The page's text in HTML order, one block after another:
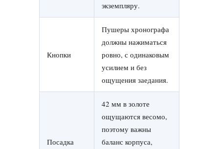
экземпляру.
Кнопки
Пушеры хронографа
должны нажиматься
ровно, с одинаковым
усилием и без
ощущения заедания.
Посадка
42 мм в золоте
ощущаются весомо,
поэтому важны
баланс корпуса,